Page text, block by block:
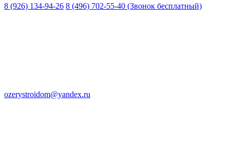
8 (926) 134-94-26 8 (496) 702-55-40 (Звонок бесплатный)
ozerystroidom@yandex.ru